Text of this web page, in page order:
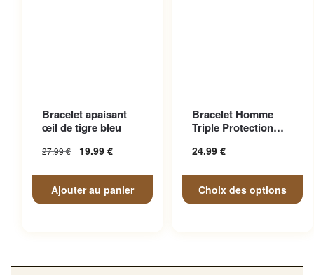
Bracelet apaisant
œil de tigre bleu
27.99€ 19.99 €
Ajouter au panier
Bracelet Homme
Triple Protection
24.99 €
Choix des options
variations. Les options
peuvent être choisies sur la
page du produit